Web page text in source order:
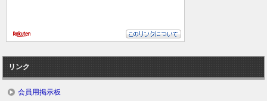
リンク
会員用掲示板